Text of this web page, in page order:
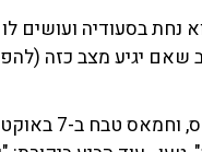
בסעודיה ועושים
יגיע מצב כזה
"זה בכלל לא